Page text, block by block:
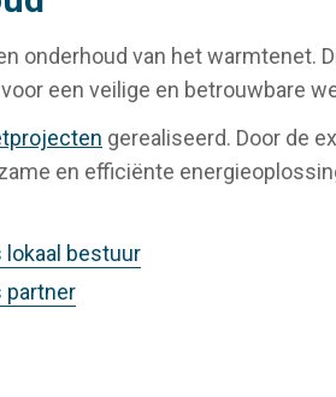
onderhoud van het
een veilige en betrouwbare
gerealiseerd. Door de
en efficiënte
bestuur
partner